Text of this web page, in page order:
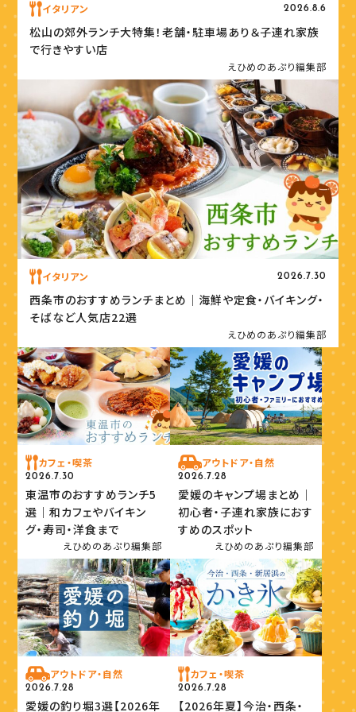
イタリアン 2026.8.6
松山の郊外ランチ大特集！老舗・駐車場あり＆子連れ家族
で行きやすい店
えひめのあぷり編集部
イタリアン 2026.7.30
西条市のおすすめランチまとめ｜海鮮や定食・バイキング・
そばなど人気店22選
えひめのあぷり編集部
カフェ・喫茶
2026.7.30
東温市のおすすめランチ5
選｜和カフェやバイキン
グ・寿司・洋食まで
えひめのあぷり編集部
アウトドア・自然
2026.7.28
愛媛のキャンプ場まとめ｜
初心者・子連れ家族におす
すめのスポット
えひめのあぷり編集部
アウトドア・自然
2026.7.28
愛媛の釣り堀3選【2026年
カフェ・喫茶
2026.7.28
【2026年夏】今治・西条・